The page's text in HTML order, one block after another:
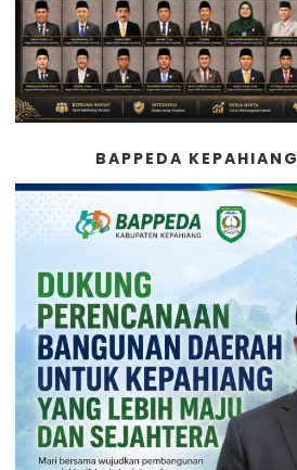
BAPPEDA KEPAHIANG